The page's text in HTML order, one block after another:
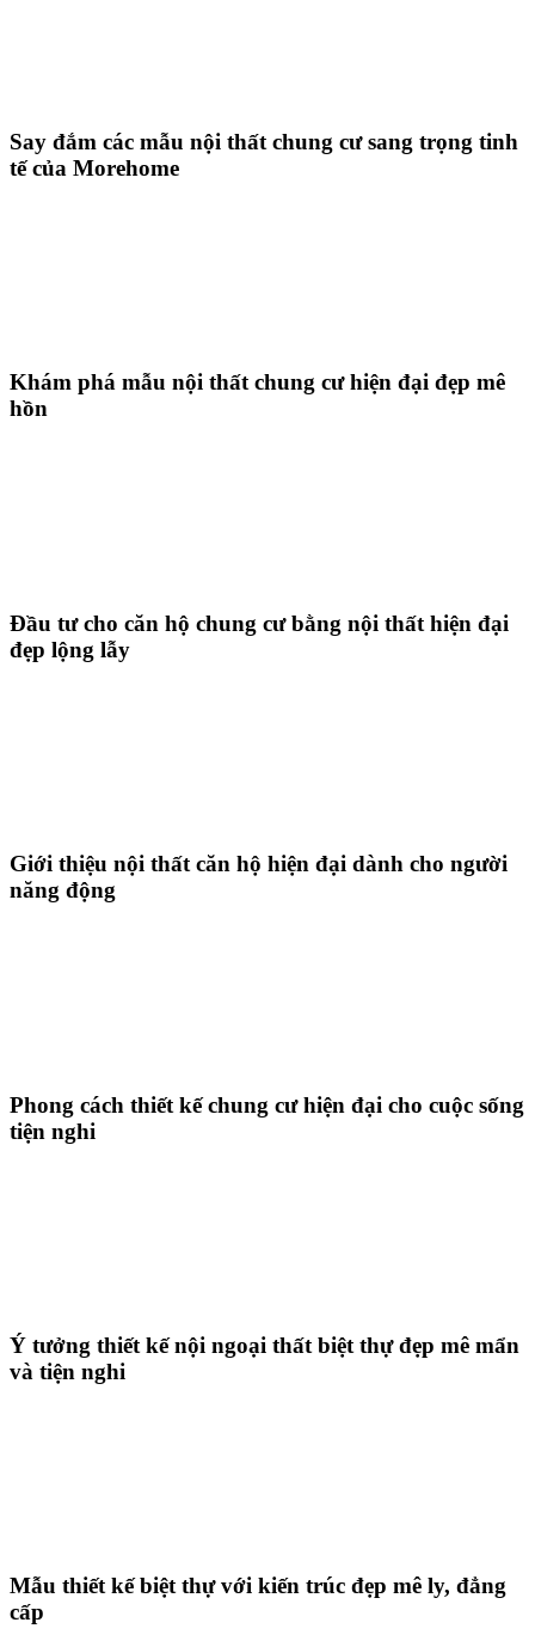
Say đắm các mẫu nội thất chung cư sang trọng tinh
tế của Morehome
Khám phá mẫu nội thất chung cư hiện đại đẹp mê
hồn
Đầu tư cho căn hộ chung cư bằng nội thất hiện đại
đẹp lộng lẫy
Giới thiệu nội thất căn hộ hiện đại dành cho người
năng động
Phong cách thiết kế chung cư hiện đại cho cuộc sống
tiện nghi
Ý tưởng thiết kế nội ngoại thất biệt thự đẹp mê mẩn
và tiện nghi
Mẫu thiết kế biệt thự với kiến trúc đẹp mê ly, đẳng
cấp